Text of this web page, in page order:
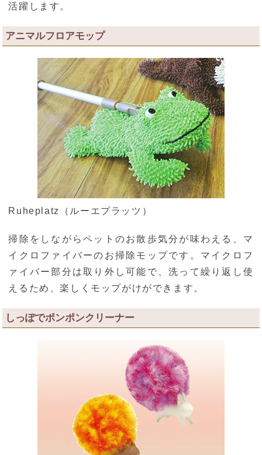
活躍します。
アニマルフロアモップ
Ruheplatz（ルーエプラッツ）
掃除をしながらペットのお散歩気分が味わえる、マ
イクロファイバーのお掃除モップです。マイクロフ
ァイバー部分は取り外し可能で、洗って繰り返し使
えるため、楽しくモップがけができます。
しっぽでポンポンクリーナー